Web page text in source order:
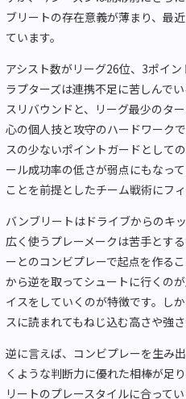
ブリートの存在意義が薄まり、最
ています。
アシスト数がリーグ26位、3ポイ
ラプターズは連携不足に苦しんで
スリバウンドと、リーグ最少のタ
心の個人技と攻守のハードワーク
スの少ないポイントガードとして
ール成功率の低さが弱点にもなっ
ことを前提としたチーム戦術にフ
バンブリートはドライブからのキ
広く使うプレーメークは苦手とす
ーとのコンビプレーで起点を作る
から逆を取ってシュートに行くの
イスをしていくのが特徴です。し
スに読まれてもねじ込む高さや強さ
逆に言えば、コンビプレーを生み
くような判断力に優れた相棒が足
リートのプレースタイルに合ってい